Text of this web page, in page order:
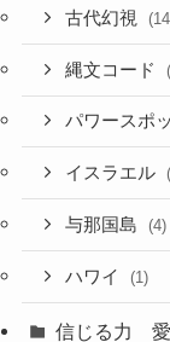
古代幻視
縄文コード
パワースポ
イスラエル
与那国島 (4)
ハワイ (1)
信じる力 愛